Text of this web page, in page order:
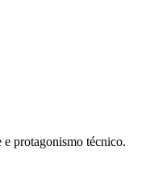
e protagonismo técnico.